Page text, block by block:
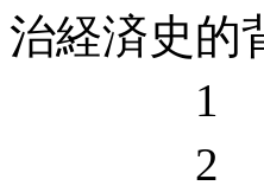
治経済史的
1 植民
2 対